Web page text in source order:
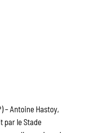
– Antoine Hastoy,
par le Stade